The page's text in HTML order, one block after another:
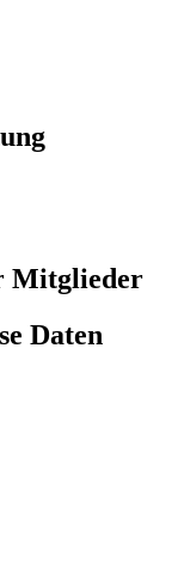
Mitglieder
Daten